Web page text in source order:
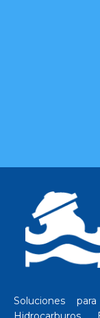
Soluciones